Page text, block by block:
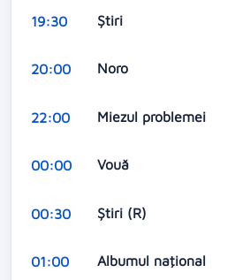
19:30 Știri
20:00 Noro
22:00 Miezul problemei
00:00 Vouă
00:30 Știri (R)
01:00 Albumul naţional